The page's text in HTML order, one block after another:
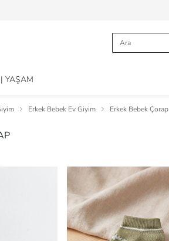
YAŞAM
Erkek Bebek Ev Giyim Erkek Bebek Çorap